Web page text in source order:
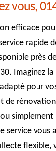
vous,
efficace
rapide
près
Imaginez
pour
de
simplement
service vous
flexible,